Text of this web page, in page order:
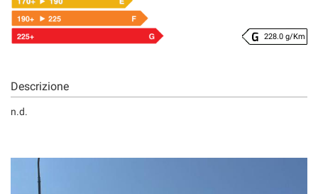
228.0 g/Km
Descrizione
n.d.